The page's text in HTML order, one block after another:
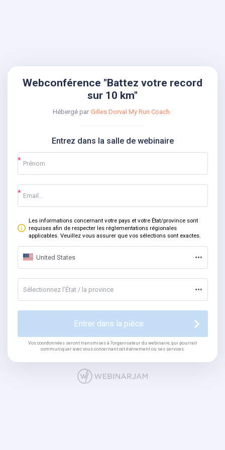
Webconférence "Battez votre record
sur 10 km"
Hébergé par Gilles Dorval My Run Coach
Entrez dans la salle de webinaire
Les informations concernant votre pays et votre État/province sont
requises afin de respecter les réglementations régionales
applicables. Veuillez vous assurer que vos sélections sont exactes.
United States
Sélectionnez l’État / la province
Entrer dans la pièce
Vos coordonnées seront transmises à l'organisateur du webinaire, qui pourrait
communiquer avec vous concernant cet événement ou ses services.